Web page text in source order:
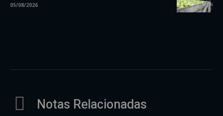
05/08/2026
Notas Relacionadas